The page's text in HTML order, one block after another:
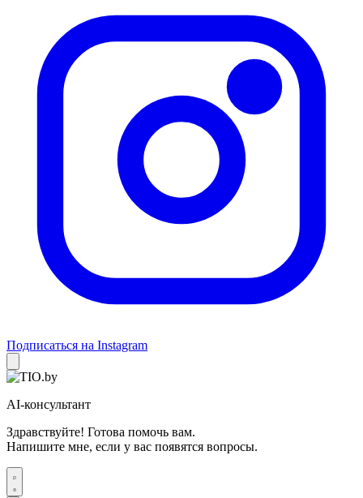
Подписаться на Instagram
AI-консультант
Здравствуйте! Готова помочь вам.
Напишите мне, если у вас появятся вопросы.